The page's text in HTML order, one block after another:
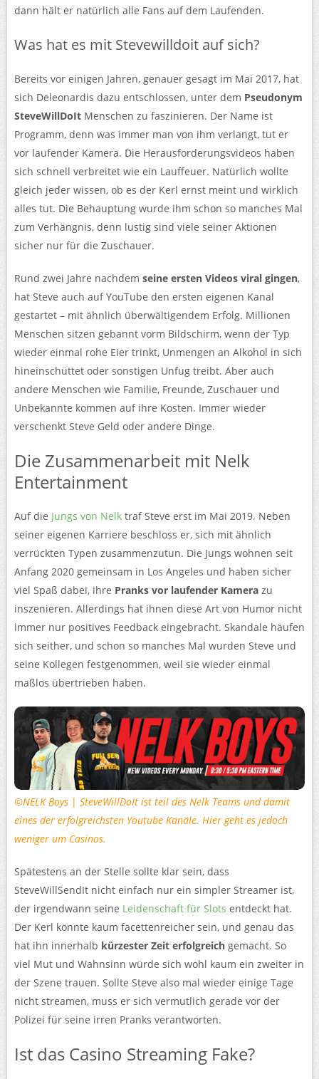
dann hält er natürlich alle Fans auf dem Laufenden.
Was hat es mit Stevewilldoit auf sich?
Bereits vor einigen Jahren, genauer gesagt im Mai 2017, hat
sich Deleonardis dazu entschlossen, unter dem Pseudonym
SteveWillDoIt Menschen zu faszinieren. Der Name ist
Programm, denn was immer man von ihm verlangt, tut er
vor laufender Kamera. Die Herausforderungsvideos haben
sich schnell verbreitet wie ein Lauffeuer. Natürlich wollte
gleich jeder wissen, ob es der Kerl ernst meint und wirklich
alles tut. Die Behauptung wurde ihm schon so manches Mal
zum Verhängnis, denn lustig sind viele seiner Aktionen
sicher nur für die Zuschauer.
Rund zwei Jahre nachdem seine ersten Videos viral gingen,
hat Steve auch auf YouTube den ersten eigenen Kanal
gestartet – mit ähnlich überwältigendem Erfolg. Millionen
Menschen sitzen gebannt vorm Bildschirm, wenn der Typ
wieder einmal rohe Eier trinkt, Unmengen an Alkohol in sich
hineinschüttet oder sonstigen Unfug treibt. Aber auch
andere Menschen wie Familie, Freunde, Zuschauer und
Unbekannte kommen auf ihre Kosten. Immer wieder
verschenkt Steve Geld oder andere Dinge.
Die Zusammenarbeit mit Nelk
Entertainment
Auf die Jungs von Nelk traf Steve erst im Mai 2019. Neben
seiner eigenen Karriere beschloss er, sich mit ähnlich
verrückten Typen zusammenzutun. Die Jungs wohnen seit
Anfang 2020 gemeinsam in Los Angeles und haben sicher
viel Spaß dabei, ihre Pranks vor laufender Kamera zu
inszenieren. Allerdings hat ihnen diese Art von Humor nicht
immer nur positives Feedback eingebracht. Skandale häufen
sich seither, und schon so manches Mal wurden Steve und
seine Kollegen festgenommen, weil sie wieder einmal
maßlos übertrieben haben.
©NELK Boys | SteveWillDoIt ist teil des Nelk Teams und damit
eines der erfolgreichsten Youtube Kanäle. Hier geht es jedoch
weniger um Casinos.
Spätestens an der Stelle sollte klar sein, dass
SteveWillSendIt nicht einfach nur ein simpler Streamer ist,
der irgendwann seine Leidenschaft für Slots entdeckt hat.
Der Kerl könnte kaum facettenreicher sein, und genau das
hat ihn innerhalb kürzester Zeit erfolgreich gemacht. So
viel Mut und Wahnsinn würde sich wohl kaum ein zweiter in
der Szene trauen. Sollte Steve also mal wieder einige Tage
nicht streamen, muss er sich vermutlich gerade vor der
Polizei für seine irren Pranks verantworten.
Ist das Casino Streaming Fake?